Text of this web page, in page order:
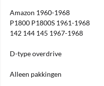
Amazon 1960-1968
P1800 P1800S 1961-1968
142 144 145 1967-1968
D-type overdrive
Alleen pakkingen